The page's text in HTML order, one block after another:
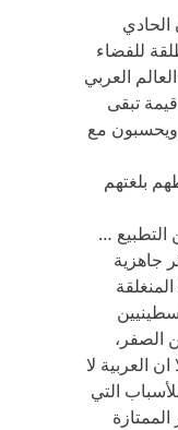
للفضاء
الى 60% في العالم العربي
تبقى
مع
بلغتهم
…
جاهزية
الصفر،
العربية لا
التي